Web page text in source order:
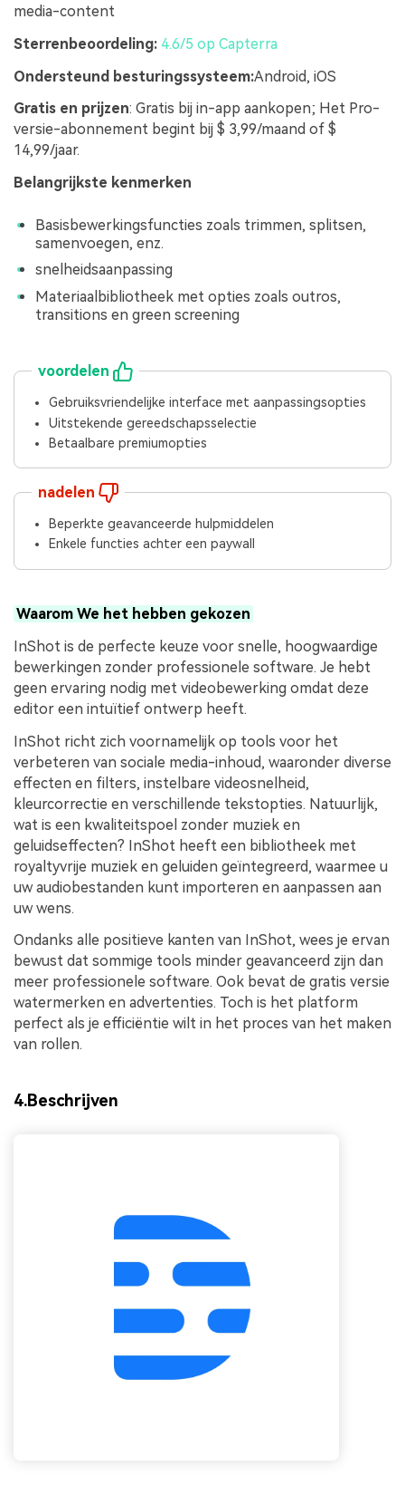
media-content
Sterrenbeoordeling: 4.6/5 op Capterra
Ondersteund besturingssysteem:Android, iOS
Gratis en prijzen: Gratis bij in-app aankopen; Het Pro-
versie-abonnement begint bij $ 3,99/maand of $
14,99/jaar.
Belangrijkste kenmerken
Basisbewerkingsfuncties zoals trimmen, splitsen,
samenvoegen, enz.
snelheidsaanpassing
Materiaalbibliotheek met opties zoals outros,
transitions en green screening
voordelen
Gebruiksvriendelijke interface met aanpassingsopties
Uitstekende gereedschapsselectie
Betaalbare premiumopties
nadelen
Beperkte geavanceerde hulpmiddelen
Enkele functies achter een paywall
Waarom We het hebben gekozen
InShot is de perfecte keuze voor snelle, hoogwaardige
bewerkingen zonder professionele software. Je hebt
geen ervaring nodig met videobewerking omdat deze
editor een intuïtief ontwerp heeft.
InShot richt zich voornamelijk op tools voor het
verbeteren van sociale media-inhoud, waaronder diverse
effecten en filters, instelbare videosnelheid,
kleurcorrectie en verschillende tekstopties. Natuurlijk,
wat is een kwaliteitspoel zonder muziek en
geluidseffecten? InShot heeft een bibliotheek met
royaltyvrije muziek en geluiden geïntegreerd, waarmee u
uw audiobestanden kunt importeren en aanpassen aan
uw wens.
Ondanks alle positieve kanten van InShot, wees je ervan
bewust dat sommige tools minder geavanceerd zijn dan
meer professionele software. Ook bevat de gratis versie
watermerken en advertenties. Toch is het platform
perfect als je efficiëntie wilt in het proces van het maken
van rollen.
4.Beschrijven